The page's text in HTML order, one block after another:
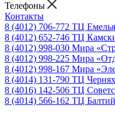
Телефоны
Контакты
8 (4012) 706-772 ТЦ
8 (4012) 652-746 ТЦ
8 (4012) 998-030 Мира
8 (4012) 998-225 Мира
8 (4012) 998-167 Мира
8 (4014) 131-790 ТЦ
8 (4016) 142-506 ТЦ
8 (4014) 566-162 ТЦ